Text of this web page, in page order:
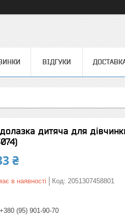
ВІДГУКИ
дитяча для
₴
в наявності Код: 2051307458801
+380 (95) 901-90-70